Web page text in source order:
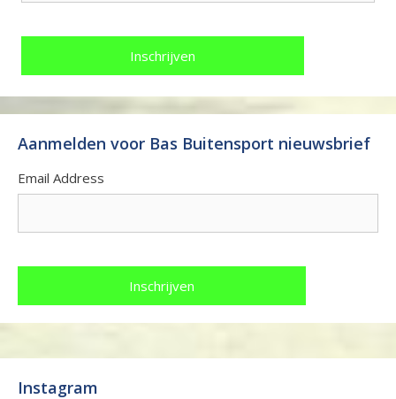
Aanmelden voor Bas Buitensport nieuwsbrief
Email Address
Instagram